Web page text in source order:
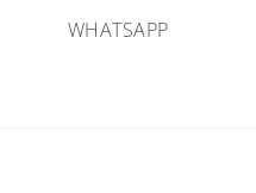
WHATSAPP